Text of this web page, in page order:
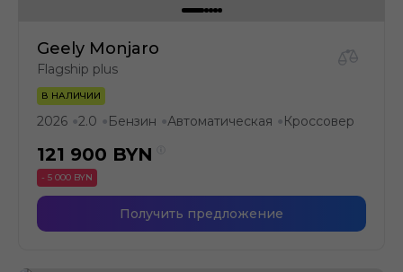
Geely Monjaro
Flagship plus
В НАЛИЧИИ
2026 ●2.0 ● Бензин ●Автоматическая ● Кроссовер
121 900 BYN
- 5 000 BYN
Получить предложение